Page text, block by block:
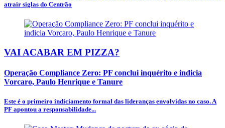
atrair siglas do Centrão
VAI ACABAR EM PIZZA?
Operação Compliance Zero: PF conclui inquérito e indicia
Vorcaro, Paulo Henrique e Tanure
Este é o primeiro indiciamento formal das lideranças envolvidas no caso. A
PF apontou a responsabilidade...